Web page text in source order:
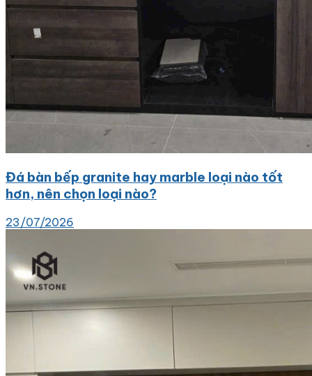
Đá bàn bếp granite hay marble loại nào tốt
hơn, nên chọn loại nào?
23/07/2026